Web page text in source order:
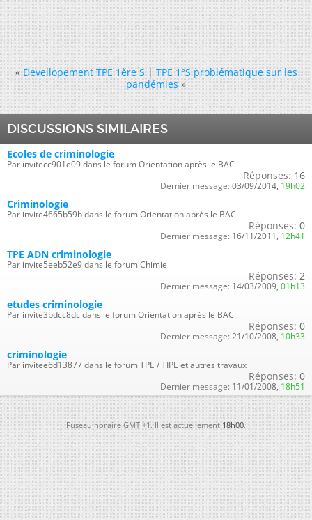
« Devellopement TPE 1ère S|TPE 1°S problématique sur les
pandémies »
DISCUSSIONS SIMILAIRES
Ecoles de criminologie
Par invitecc901e09 dans le forum Orientation après le BAC
Réponses: 16
Dernier message: 03/09/2014, 19h02
Criminologie
Par invite4665b59b dans le forum Orientation après le BAC
Réponses: 0
Dernier message: 16/11/2011, 12h41
TPE ADN criminologie
Par invite5eeb52e9 dans le forum Chimie
Réponses: 2
Dernier message: 14/03/2009, 01h13
etudes criminologie
Par invite3bdcc8dc dans le forum Orientation après le BAC
Réponses: 0
Dernier message: 21/10/2008, 10h33
criminologie
Par invitee6d13877 dans le forum TPE / TIPE et autres travaux
Réponses: 0
Dernier message: 11/01/2008, 18h51
Fuseau horaire GMT +1. Il est actuellement18h00.